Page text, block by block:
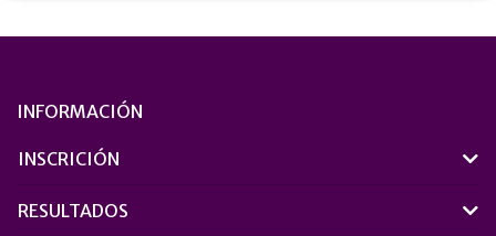
INFORMACIÓN
INSCRICIÓN
RESULTADOS